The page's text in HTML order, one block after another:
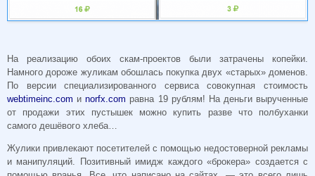
На реализацию обоих скам-проектов были затрачены копейки.
Намного дороже жуликам обошлась покупка двух «старых» доменов.
По версии специализированного сервиса совокупная стоимость
webtimeinc.com иnorfx.com равна 19 рублям! На деньги вырученные
от продажи этих пустышек можно купить разве что полбуханки
самого дешёвого хлеба…
Жулики привлекают посетителей с помощью недостоверной рекламы
и манипуляций. Позитивный имидж каждого «брокера» создается с